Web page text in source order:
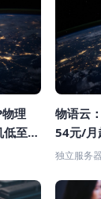
理
低至
物语云
54元/月
元/月起
独立服务器